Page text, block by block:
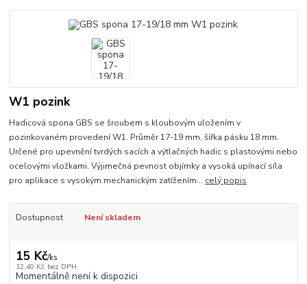
W1 pozink
Hadicová spona GBS se šroubem s kloubovým uložením v
pozinkovaném provedení W1. Průměr 17-19 mm, šířka pásku 18 mm.
Určené pro upevnění tvrdých sacích a výtlačných hadic s plastovými nebo
ocelovými vložkami. Výjimečná pevnost objímky a vysoká upínací síla
pro aplikace s vysokým mechanickým zatížením... celý popis
Dostupnost Není skladem
15 Kč/ks
12,40 Kč bez DPH
Momentálně není k dispozici